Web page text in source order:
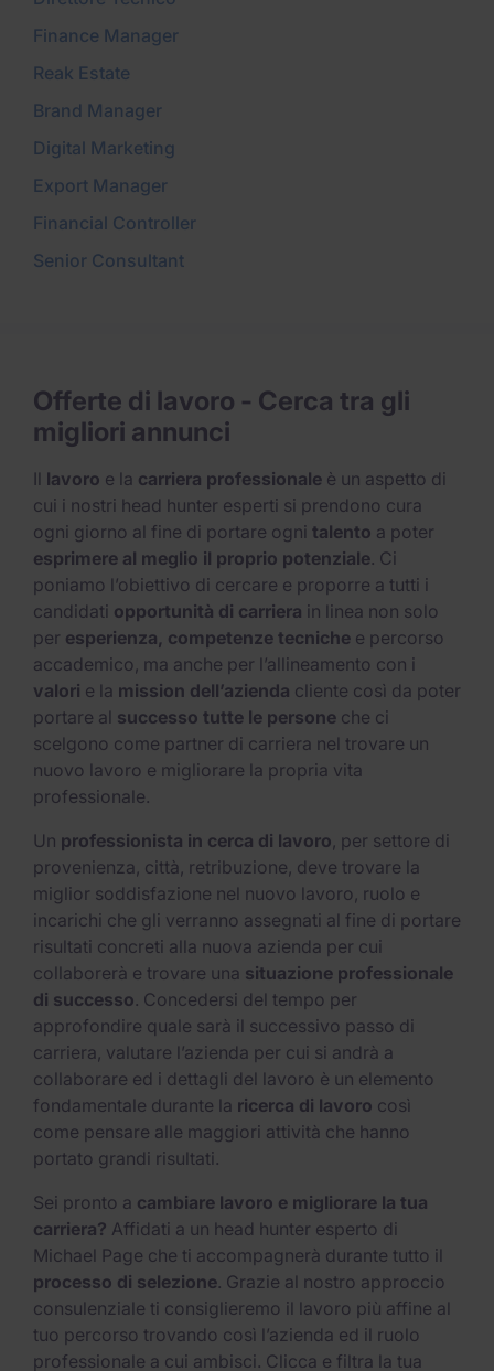
Finance Manager
Reak Estate
Brand Manager
Digital Marketing
Export Manager
Financial Controller
Senior Consultant
Offerte di lavoro - Cerca tra gli
migliori annunci​
Il lavoro e la carriera professionale è un aspetto di
cui i nostri head hunter esperti si prendono cura
ogni giorno al fine di portare ogni talento a poter
esprimere al meglio il proprio potenziale. Ci
poniamo l’obiettivo di cercare e proporre a tutti i
candidati opportunità di carriera in linea non solo
per esperienza, competenze tecniche e percorso
accademico, ma anche per l’allineamento con i
valori e la mission dell’azienda cliente così da poter
portare al successo tutte le persone che ci
scelgono come partner di carriera nel trovare un
nuovo lavoro e migliorare la propria vita
professionale.
Un professionista in cerca di lavoro, per settore di
provenienza, città, retribuzione, deve trovare la
miglior soddisfazione nel nuovo lavoro, ruolo e
incarichi che gli verranno assegnati al fine di portare
risultati concreti alla nuova azienda per cui
collaborerà e trovare una situazione professionale
di successo. Concedersi del tempo per
approfondire quale sarà il successivo passo di
carriera, valutare l’azienda per cui si andrà a
collaborare ed i dettagli del lavoro è un elemento
fondamentale durante la ricerca di lavoro così
come pensare alle maggiori attività che hanno
portato grandi risultati.
Sei pronto a cambiare lavoro e migliorare la tua
carriera? Affidati a un head hunter esperto di
Michael Page che ti accompagnerà durante tutto il
processo di selezione. Grazie al nostro approccio
consulenziale ti consiglieremo il lavoro più affine al
tuo percorso trovando così l’azienda ed il ruolo
professionale a cui ambisci. Clicca e filtra la tua